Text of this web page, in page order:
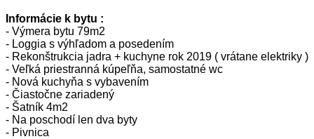
Informácie k bytu :
- Výmera bytu 79m2
- Loggia s výhľadom a posedením
- Rekonštrukcia jadra + kuchyne rok 2019 ( vrátane elektriky )
- Veľká priestranná kúpeľňa, samostatné wc
- Nová kuchyňa s vybavením
- Čiastočne zariadený
- Šatník 4m2
- Na poschodí len dva byty
- Pivnica